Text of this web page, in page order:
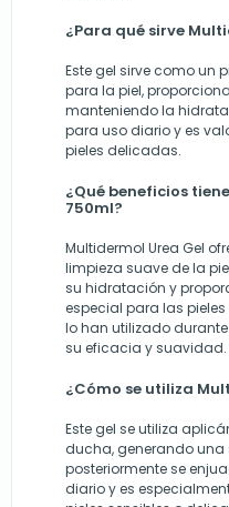
¿Para qué sirve
Este gel sirve como un
para la piel,
manteniendo la
para uso diario y es
pieles delicadas.
¿Qué beneficios
750ml?
Multidermol Urea Gel
limpieza suave de la
su hidratación y
especial para las
lo han utilizado
su eficacia y suavidad.
¿Cómo se utiliza
Este gel se utiliza
ducha, generando una
posteriormente se
diario y es